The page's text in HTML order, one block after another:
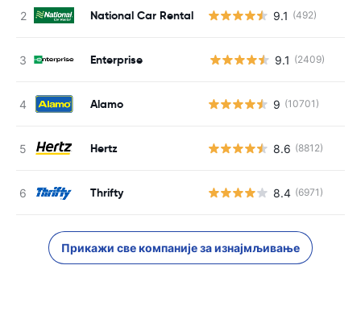
National Car Rental 9.1 (492)
Enterprise 9.1 (2409)
Alamo 9 (10701)
Hertz 8.6 (8812)
Thrifty 8.4 (6971)
Прикажи све компаније за изнајмљивање